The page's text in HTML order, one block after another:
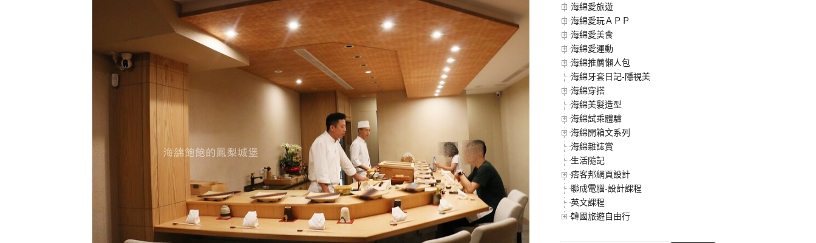
海綿愛旅遊
海綿愛玩ＡＰＰ
海綿愛美食
海綿愛運動
海綿推薦懶人包
海綿牙套日記-隱視美
海綿穿搭
海綿美髮造型
海綿試乘體驗
海綿開箱文系列
海綿雜誌賞
生活隨記
痞客邦網頁設計
聯成電腦-設計課程
英文課程
韓國旅遊自由行